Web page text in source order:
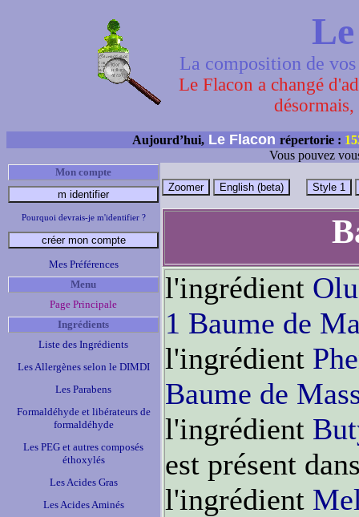
La composition de
Le Flacon a changé
Aujourd’hui, Le Flacon répertorie :
Vous pouvez
Mon compte
Pourquoi devrais-je m'identifier ?
Mes Préférences
Menu
Page Principale
Ingrédients
Liste des Ingrédients
Les Allergènes selon le DIMDI
Les Parabens
Formaldéhyde et libérateurs de
formaldéhyde
Les PEG et autres composés
éthoxylés
Les Acides Gras
Les Acides Aminés
l'ingrédient
1 Baume de
l'ingrédient
Baume de
l'ingrédient
est présent
l'ingrédient